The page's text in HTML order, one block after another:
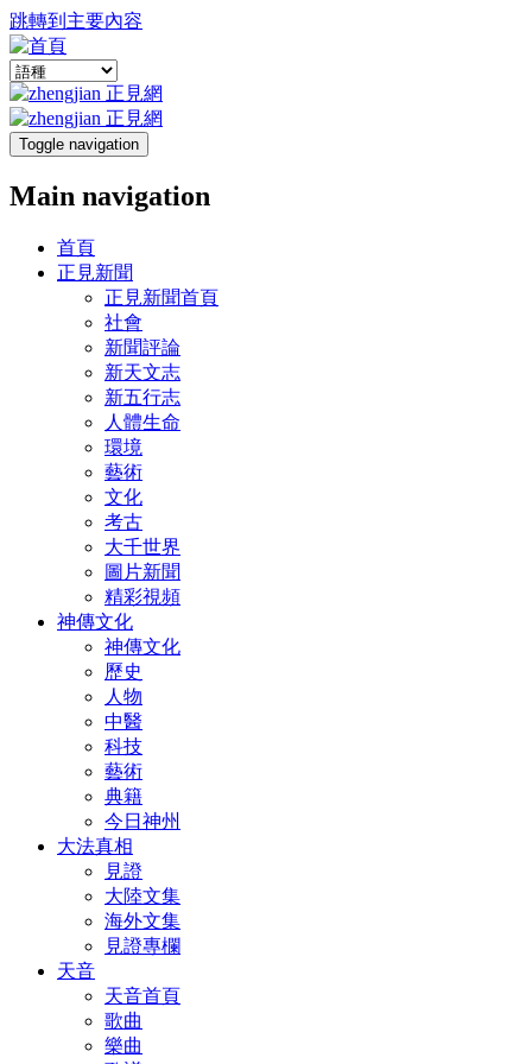
跳轉到主要內容
Toggle navigation
Main navigation
首頁
正見新聞
正見新聞首頁
社會
新聞評論
新天文志
新五行志
人體生命
環境
藝術
文化
考古
大千世界
圖片新聞
精彩視頻
神傳文化
神傳文化
歷史
人物
中醫
科技
藝術
典籍
今日神州
大法真相
見證
大陸文集
海外文集
見證專欄
天音
天音首頁
歌曲
樂曲